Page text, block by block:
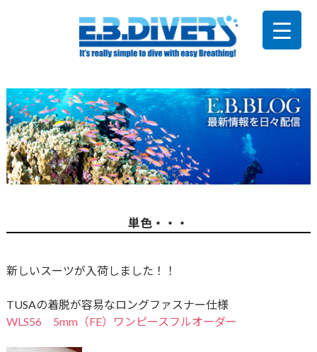
単色・・・
新しいスーツが入荷しました！！
TUSAの着脱が容易なロングファスナー仕様
WLS56 5mm（FE）ワンピースフルオーダー